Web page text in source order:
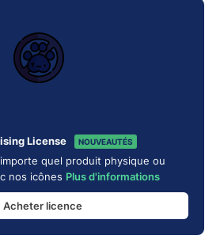
License NOUVEAUTÉS
quel produit physique ou
nos icônes Plus d'informations
Acheter licence